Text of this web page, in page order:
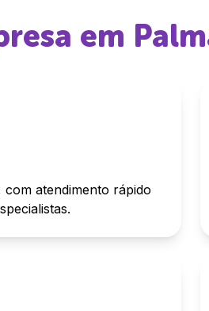
em
atendimento rápido